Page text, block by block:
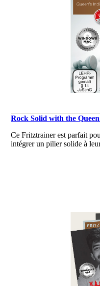
Rock Solid with the
Ce Fritztrainer est parfait
intégrer un pilier solide à